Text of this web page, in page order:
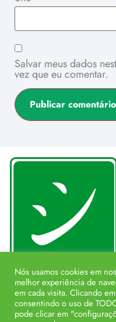
Salvar meus dados
vez que eu comentar.
Associação Centro de
Nós usamos cookies em
melhor experiência de
em cada visita. Clicando
consentindo o uso de
pode clicar em